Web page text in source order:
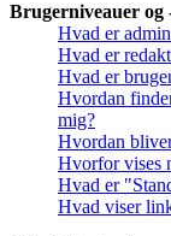
Brugerniveauer og
Hvad er
Hvad er
Hvad er
Hvordan
mig?
Hvordan
Hvorfor vises
Hvad er
Hvad viser